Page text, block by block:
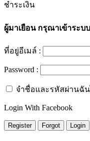
ชำระเงิน
ผู้มาเยือนกรุณาเข้าระบบ
ที่อยู่อีเมล์ :
Password :
จำชื่อและรหัสผ่านฉัน
Login With Facebook